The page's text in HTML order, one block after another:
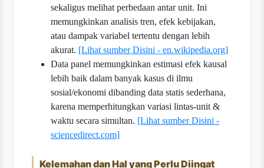
sekaligus melihat perbedaan antar unit. Ini
memungkinkan analisis tren, efek kebijakan,
atau dampak variabel tertentu dengan lebih
akurat. [Lihat sumber Disini - en.wikipedia.org]
Data panel memungkinkan estimasi efek kausal
lebih baik dalam banyak kasus di ilmu
sosial/ekonomi dibanding data statis sederhana,
karena memperhitungkan variasi lintas-unit &
waktu secara simultan. [Lihat sumber Disini -
sciencedirect.com]
Kelemahan dan Hal yang Perlu Diingat